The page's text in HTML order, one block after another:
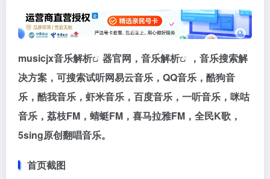
musicjx音乐解析 器官网， 音乐解析
，音乐搜索解
决方案，可搜索试听网易云音乐，QQ音乐，酷狗音
乐，酷我音乐，虾米音乐，百度音乐，一听音乐，咪咕
音乐，荔枝FM，蜻蜓FM，喜马拉雅FM，全民K歌，
5sing原创翻唱音乐。
首页截图